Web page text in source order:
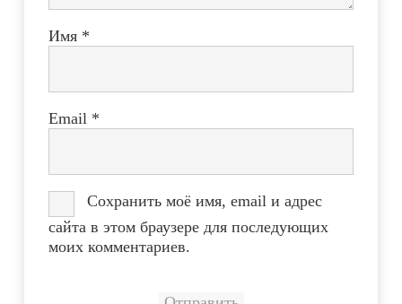
Имя *
Email *
Сохранить моё имя, email и адрес
сайта в этом браузере для последующих
моих комментариев.